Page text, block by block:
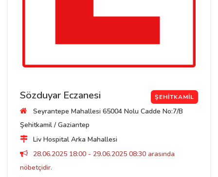
Sözduyar Eczanesi ŞEHITKAMIL
Seyrantepe Mahallesi 65004 Nolu Cadde No:7/B
Şehitkamil / Gaziantep
Liv Hospital Arka Mahallesi
28.06.2025 18:00 - 29.06.2025 08:30 arasında
nöbetçidir.